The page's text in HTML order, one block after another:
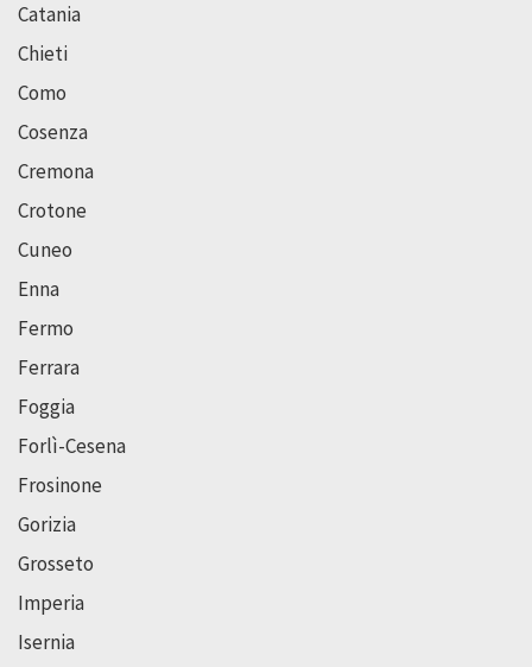
Catania
Chieti
Como
Cosenza
Cremona
Crotone
Cuneo
Enna
Fermo
Ferrara
Foggia
Forlì-Cesena
Frosinone
Gorizia
Grosseto
Imperia
Isernia